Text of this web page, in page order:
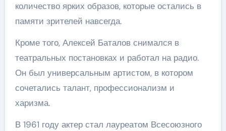
количество ярких образов, которые остались в
памяти зрителей навсегда.
Кроме того, Алексей Баталов снимался в
театральных постановках и работал на радио.
Он был универсальным артистом, в котором
сочетались талант, профессионализм и
харизма.
В 1961 году актер стал лауреатом Всесоюзного